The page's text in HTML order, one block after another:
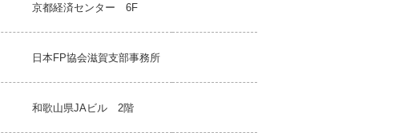
京都経済センター 6F
日本FP協会滋賀支部事務所
和歌山県JAビル 2階